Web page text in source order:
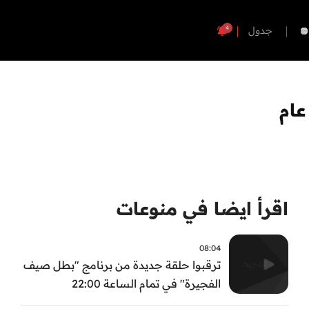
جدول 4
اقرأ ايضا في منوعات
08:04
ترقبوا حلقة جديدة من برنامج "بطل صيف
الفجيرة" في تمام الساعة 22:00